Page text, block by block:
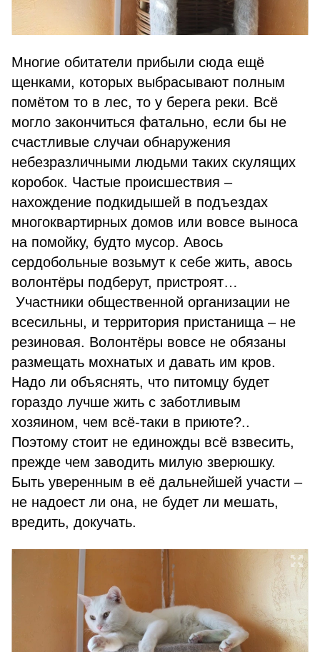
Многие обитатели прибыли сюда ещё
щенками, которых выбрасывают полным
помётом то в лес, то у берега реки. Всё
могло закончиться фатально, если бы не
счастливые случаи обнаружения
небезразличными людьми таких скулящих
коробок. Частые происшествия –
нахождение подкидышей в подъездах
многоквартирных домов или вовсе выноса
на помойку, будто мусор. Авось
сердобольные возьмут к себе жить, авось
волонтёры подберут, пристроят…
Участники общественной организации не
всесильны, и территория пристанища – не
резиновая. Волонтёры вовсе не обязаны
размещать мохнатых и давать им кров.
Надо ли объяснять, что питомцу будет
гораздо лучше жить с заботливым
хозяином, чем всё-таки в приюте?..
Поэтому стоит не единожды всё взвесить,
прежде чем заводить милую зверюшку.
Быть уверенным в её дальнейшей участи –
не надоест ли она, не будет ли мешать,
вредить, докучать.